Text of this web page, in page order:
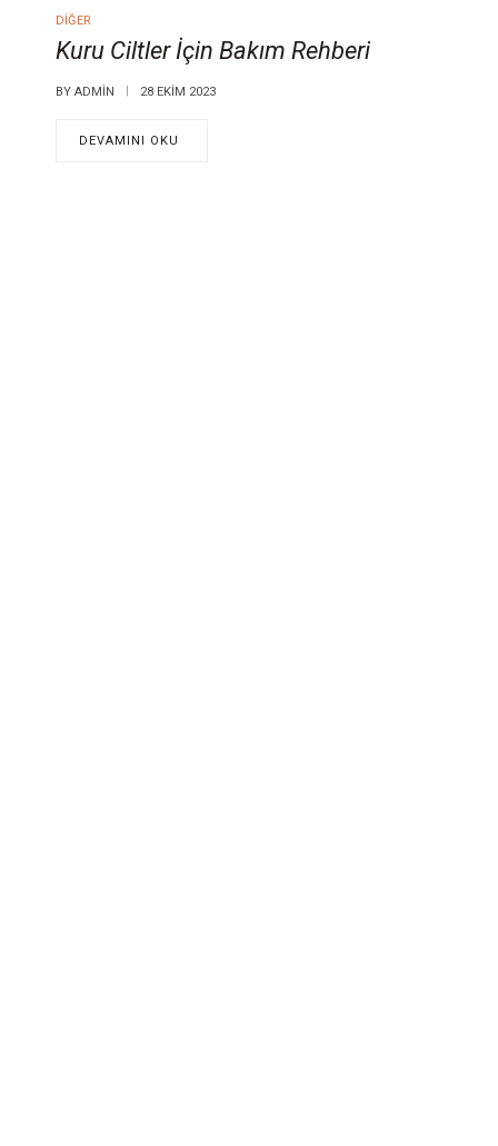
DIĞER
Kuru Ciltler İçin Bakım Rehberi
BY ADMIN 28 EKIM 2023
DEVAMINI OKU